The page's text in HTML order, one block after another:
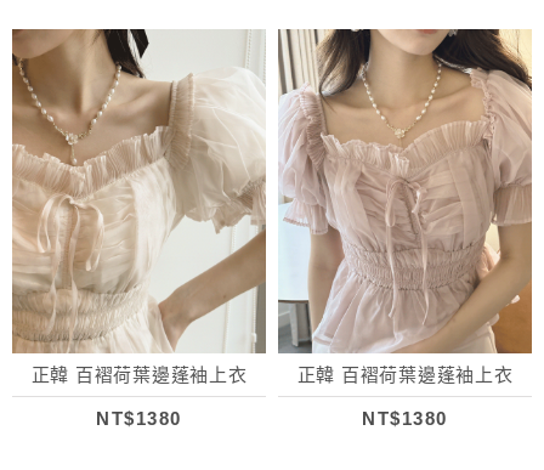
正韓 百褶荷葉邊蓬袖上衣
NT$1380
正韓 百褶荷葉邊蓬袖上衣
NT$1380